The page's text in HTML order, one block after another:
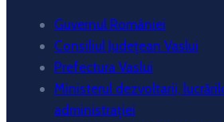
Guvernul României
Consiliul Județean Vaslui
Prefectura Vaslui
Ministerul dezvoltarii,
administrației